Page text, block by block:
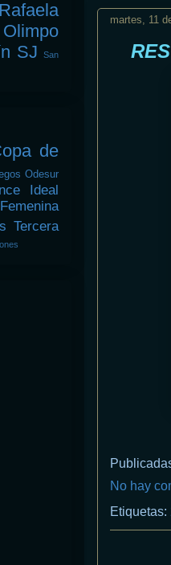
martes, 11
No hay
Etiquetas:
Olimpo
SJ
San
de
Odesur
Ideal
Tercera